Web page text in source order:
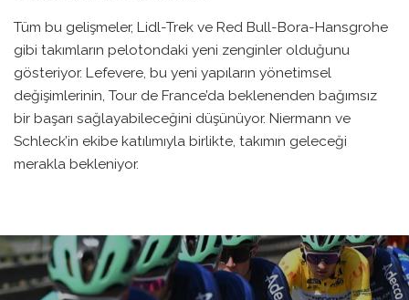
Tüm bu gelişmeler, Lidl-Trek ve Red Bull-Bora-Hansgrohe
gibi takımların pelotondaki yeni zenginler olduğunu
gösteriyor. Lefevere, bu yeni yapıların yönetimsel
değişimlerinin, Tour de France’da beklenenden bağımsız
bir başarı sağlayabileceğini düşünüyor. Niermann ve
Schleck’in ekibe katılımıyla birlikte, takımın geleceği
merakla bekleniyor.